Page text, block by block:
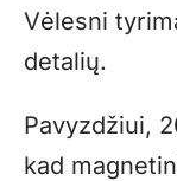
Vėlesni
detalių.
Pavyzdžiui,
kad